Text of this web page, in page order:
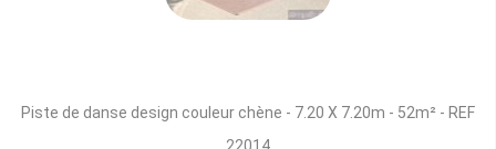
Piste de danse design couleur chène - 7.20 X 7.20m - 52m² - REF